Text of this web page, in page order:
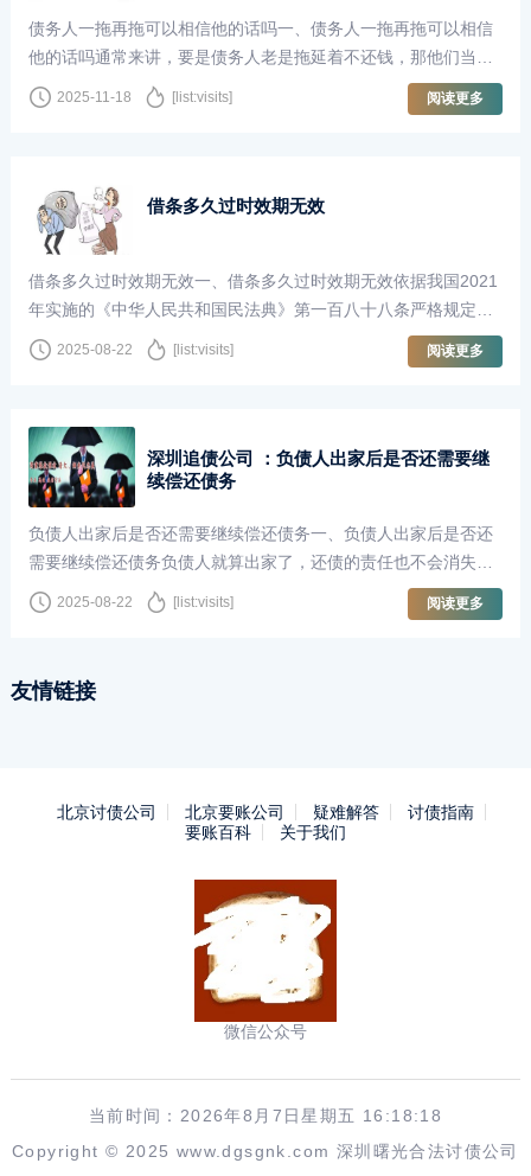
债务人一拖再拖可以相信他的话吗一、债务人一拖再拖可以相信
他的话吗通常来讲，要是债务人老是拖延着不还钱，那他们当初
承诺还款的可信度可就不高。从···
2025-11-18 [list:visits] 阅读更多
借条多久过时效期无效
借条多久过时效期无效一、借条多久过时效期无效依据我国2021
年实施的《中华人民共和国民法典》第一百八十八条严格规定，
对于涉及暴力伤害、财产权益等···
2025-08-22 [list:visits] 阅读更多
深圳追债公司 ：负债人出家后是否还需要继
续偿还债务
负债人出家后是否还需要继续偿还债务一、负债人出家后是否还
需要继续偿还债务负债人就算出家了，还债的责任也不会消失。
债务因民事行为产生，成立后就···
2025-08-22 [list:visits] 阅读更多
友情链接
北京讨债公司 北京要账公司 疑难解答
讨债指南
要账百科
关于我们
微信公众号
当前时间：2026年8月7日星期五 16:18:19
Copyright © 2025 www.dgsgnk.com 深圳曙光合法讨债公司